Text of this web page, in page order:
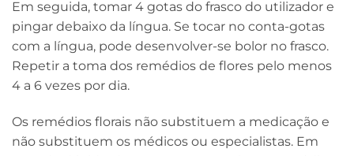
Em seguida, tomar 4 gotas do frasco do utilizador e
pingar debaixo da língua. Se tocar no conta-gotas
com a língua, pode desenvolver-se bolor no frasco.
Repetir a toma dos remédios de flores pelo menos
4 a 6 vezes por dia.
Os remédios florais não substituem a medicação e
não substituem os médicos ou especialistas. Em